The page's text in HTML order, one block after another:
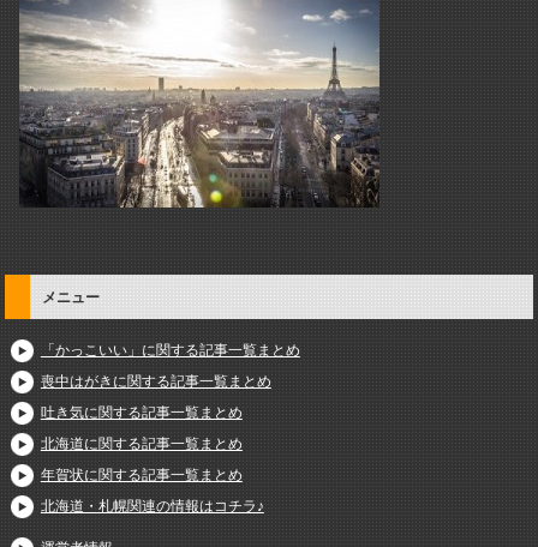
メニュー
「かっこいい」に関する記事一覧まとめ
喪中はがきに関する記事一覧まとめ
吐き気に関する記事一覧まとめ
北海道に関する記事一覧まとめ
年賀状に関する記事一覧まとめ
北海道・札幌関連の情報はコチラ♪